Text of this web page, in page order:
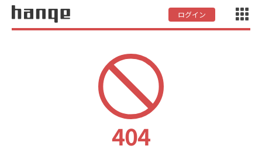
ログイン
404